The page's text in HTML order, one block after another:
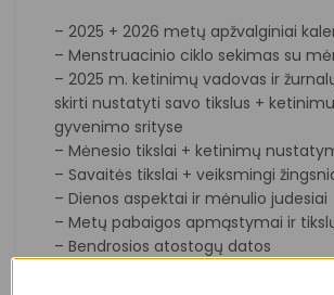
– 2025 + 2026 metų apžvalginiai
– Menstruacinio ciklo sekimas su
– 2025 m. ketinimų vadovas ir
skirti nustatyti savo tikslus +
gyvenimo srityse
– Mėnesio tikslai + ketinimų
– Savaitės tikslai + veiksmingi
– Dienos aspektai ir mėnulio judesiai
– Metų pabaigos apmąstymai ir
– Bendrosios atostogų datos